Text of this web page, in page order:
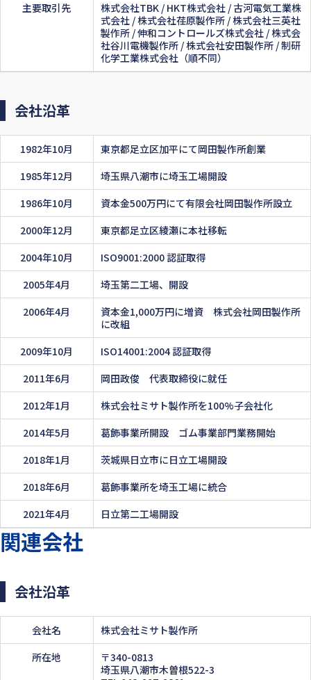
主要取引先
株式会社TBK / HKT株式会社 / 古河電気工業株
式会社 / 株式会社荏原製作所 / 株式会社三英社
製作所 / 伸和コントロールズ株式会社 / 株式会
社谷川電機製作所 / 株式会社安田製作所 / 制研
化学工業株式会社（順不同）
会社沿革
1982年10月
東京都足立区加平にて岡田製作所創業
1985年12月
埼玉県八潮市に埼玉工場開設
1986年10月
資本金500万円にて有限会社岡田製作所設立
2000年12月
東京都足立区綾瀬に本社移転
2004年10月
ISO9001:2000 認証取得
2005年4月
埼玉第二工場、開設
2006年4月
資本金1,000万円に増資 株式会社岡田製作所
に改組
2009年10月
ISO14001:2004 認証取得
2011年6月
岡田政俊 代表取締役に就任
2012年1月
株式会社ミサト製作所を100%子会社化
2014年5月
葛飾事業所開設 ゴム事業部門業務開始
2018年1月
茨城県日立市に日立工場開設
2018年6月
葛飾事業所を埼玉工場に統合
2021年4月
日立第二工場開設
関連会社
会社沿革
会社名
株式会社ミサト製作所
所在地
〒340-0813
埼玉県八潮市木曽根522-3